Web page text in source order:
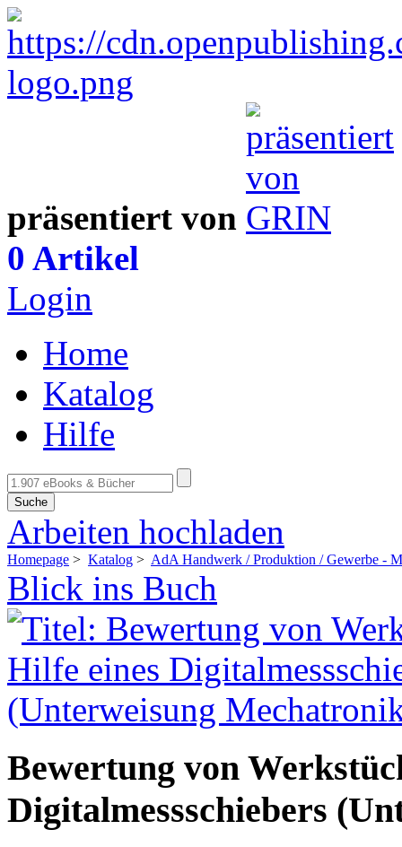
präsentiert von
0 Artikel
Login
Home
Katalog
Hilfe
Suche
Arbeiten hochladen
Homepage > Katalog > AdA Handwerk / Produktion / Gewerbe -
Blick ins Buch
Bewertung von
Digitalmessschiebers